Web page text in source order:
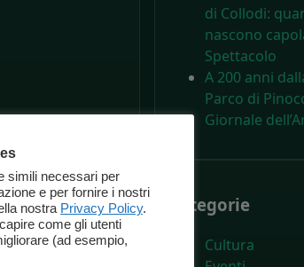
di Collodi:
nascono
Spettacolo
A 200 anni
Parco di
Giornale
Categorie
Cultura
simili necessari per
e per fornire i nostri
nostra Privacy Policy.
come gli utenti
(ad esempio,